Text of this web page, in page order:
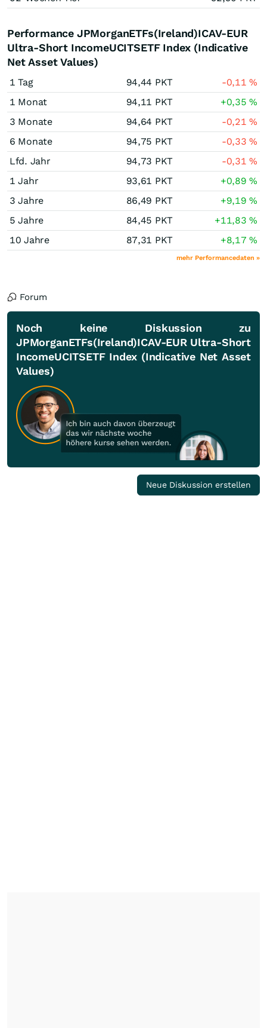
Performance JPMorganETFs(Ireland)ICAV-EUR
Ultra-Short IncomeUCITSETF Index (Indicative
Net Asset Values)
1 Tag 94,44 PKT -0,11%
1 Monat
94,11 PKT +0,35%
3 Monate
94,64 PKT -0,21%
6 Monate
94,75 PKT -0,33%
Lfd. Jahr
94,73 PKT -0,31%
1 Jahr
93,61 PKT +0,89%
3 Jahre
86,49 PKT +9,19%
5 Jahre
84,45 PKT +11,83%
10 Jahre
87,31 PKT +8,17%
mehr Performancedaten »
Forum
Noch keine Diskussion zu
JPMorganETFs(Ireland)ICAV-EUR Ultra-Short
IncomeUCITSETF Index (Indicative Net Asset
Values)
Neue Diskussion erstellen